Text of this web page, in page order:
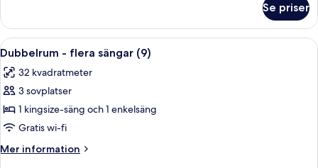
-
dubbelsäng
Se priser
Öppna
alla
foton
för
Dubbelrum
-
flera
sängar
Dubbelrum - flera sängar (9) |
6
Dubbelrum - flera sängar (9)
32 kvadratmeter
3 sovplatser
1 kingsize-säng och 1 enkelsäng
Gratis wi-fi
Mer information
Mer